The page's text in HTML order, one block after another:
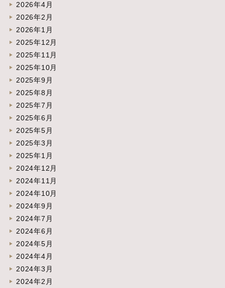
2026年4月
2026年2月
2026年1月
2025年12月
2025年11月
2025年10月
2025年9月
2025年8月
2025年7月
2025年6月
2025年5月
2025年3月
2025年1月
2024年12月
2024年11月
2024年10月
2024年9月
2024年7月
2024年6月
2024年5月
2024年4月
2024年3月
2024年2月